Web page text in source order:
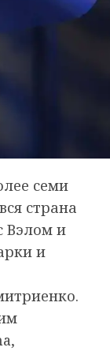
семи
страна
Вэлом и
и